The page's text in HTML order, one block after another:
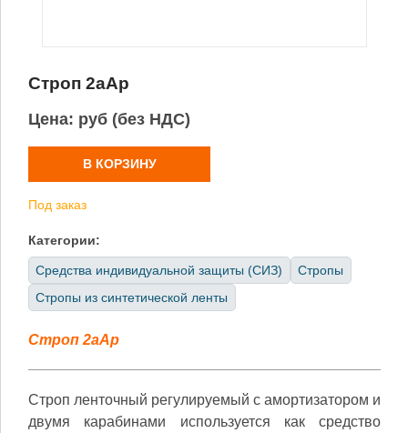
Строп 2аАр
Цена: руб (без НДС)
В КОРЗИНУ
Под заказ
Категории:
Средства индивидуальной защиты (СИЗ)
Стропы
Стропы из синтетической ленты
Строп 2аАр
Строп ленточный регулируемый с амортизатором и
двумя карабинами используется как средство